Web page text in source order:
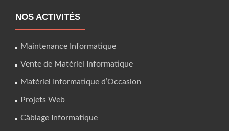
NOS ACTIVITÉS
Maintenance Informatique
Vente de Matériel Informatique
Matériel Informatique d’Occasion
Projets Web
Câblage Informatique